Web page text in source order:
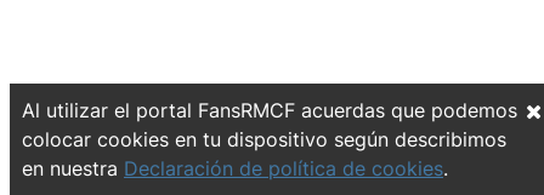
Al utilizar el portal FansRMCF acuerdas que podemos
colocar cookies en tu dispositivo según describimos
en nuestra Declaración de política de cookies.